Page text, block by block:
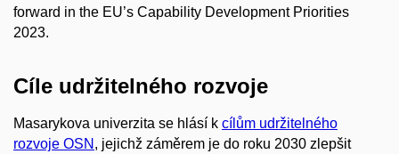
forward in the EU’s Capability Development Priorities
2023.
Cíle udržitelného rozvoje
Masarykova univerzita se hlásí k cílům udržitelného
rozvoje OSN , jejichž záměrem je do roku 2030 zlepšit